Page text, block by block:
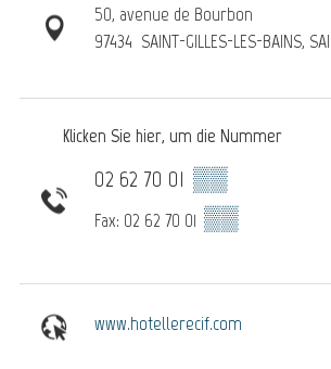
50, avenue de Bourbon
97434 SAINT-GILLES-LES-BAINS,
Klicken Sie hier, um die Nummer
02 62 70 01 ▒▒
Fax: 02 62 70 01 ▒▒
www.hotellerecif.com